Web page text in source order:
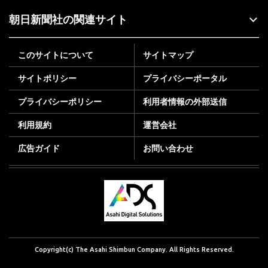
朝日新聞社の関連サイト
このサイトについて サイトマップ
サイトポリシー プライバシーポータル
プライバシーポリシー 利用者情報の外部送信
利用規約 運営会社
広告ガイド お問い合わせ
Copyright(c) The Asahi Shimbun Company. All Rights Reserved.